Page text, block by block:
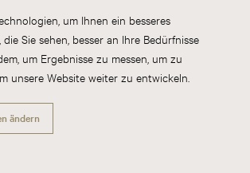
um Ihnen ein besseres
Sie sehen, besser an Ihre Bedürfnisse
um Ergebnisse zu messen, um zu
unsere Website weiter zu entwickeln.
ändern